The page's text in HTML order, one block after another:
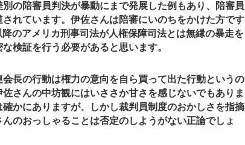
の陪審員判決が暴動にまで発展した例もあり、陪審員
れています。伊佐さんは陪審にいのちをかけた方です
のアメリカ刑事司法が人権保障司法とは無縁の暴走を
検証を行う必要があると思います。
長の行動は権力の意向を自ら買って出た行動というの
さんの中坊観にはいささか甘さを感じないでもありま
かにありますが、しかし裁判員制度のおかしさを指摘
のおっしゃることは否定のしようがない正論でしょ